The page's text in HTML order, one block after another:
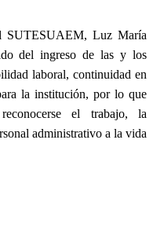
SUTESUAEM, Luz María
del ingreso de las y los
laboral, continuidad en
la institución, por lo que
el trabajo, la
administrativo a la vida